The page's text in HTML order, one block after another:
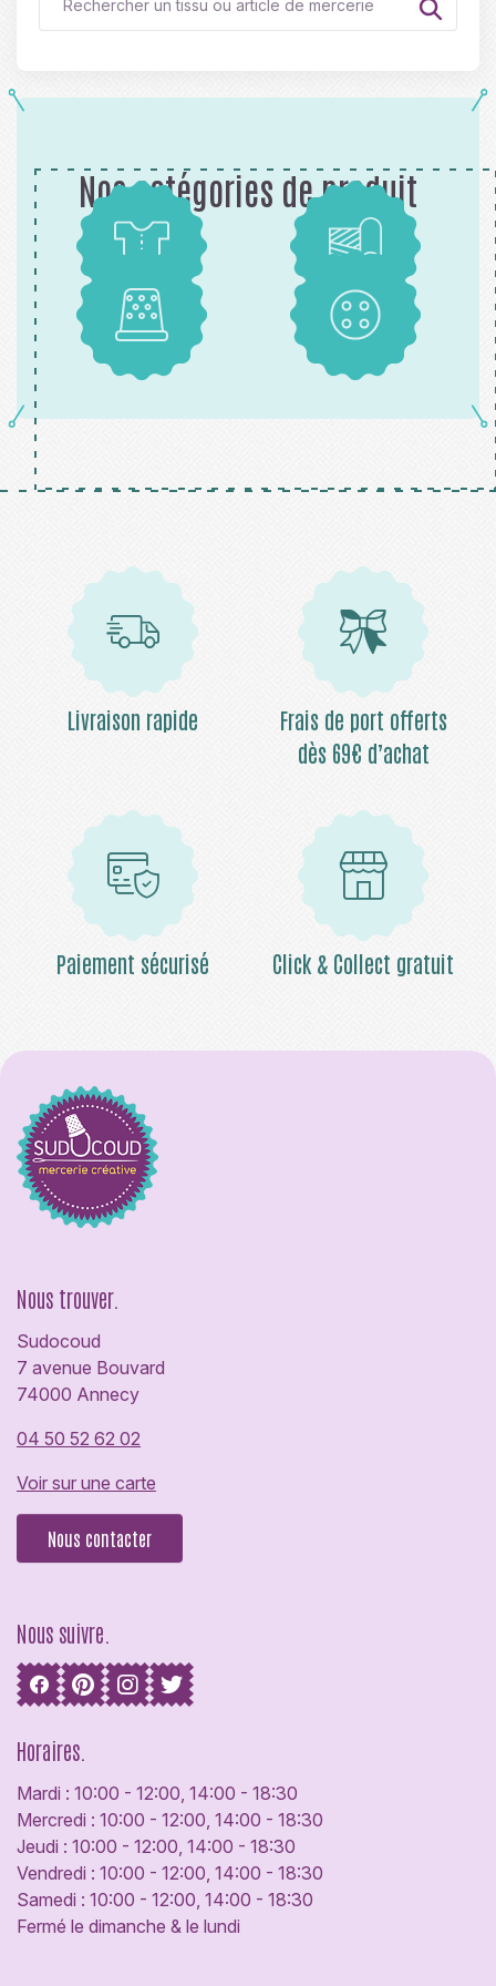
Nos catégories de produit
Patrons Tissus
Mercerie Boutons
Livraison rapide
Frais de port offerts
dès 69€ d’achat
Paiement sécurisé Click & Collect gratuit
Nous trouver.
Sudocoud
7 avenue Bouvard
74000 Annecy
04 50 52 62 02
Voir sur une carte
Nous contacter
Nous suivre.
Horaires.
Mardi : 10:00 - 12:00, 14:00 - 18:30
Mercredi : 10:00 - 12:00, 14:00 - 18:30
Jeudi : 10:00 - 12:00, 14:00 - 18:30
Vendredi : 10:00 - 12:00, 14:00 - 18:30
Samedi : 10:00 - 12:00, 14:00 - 18:30
Fermé le dimanche & le lundi